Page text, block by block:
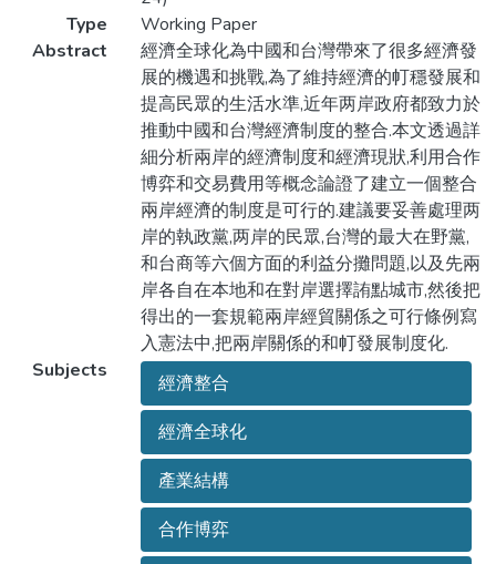
Type
Working Paper
Abstract
經濟全球化為中國和台灣帶來了很多經濟發
展的機遇和挑戰,為了維持經濟的帄穩發展和
提高民眾的生活水準,近年两岸政府都致力於
推動中國和台灣經濟制度的整合.本文透過詳
細分析兩岸的經濟制度和經濟現狀,利用合作
博弈和交易費用等概念論證了建立一個整合
兩岸經濟的制度是可行的.建議要妥善處理两
岸的執政黨,两岸的民眾,台灣的最大在野黨,
和台商等六個方面的利益分攤問題,以及先兩
岸各自在本地和在對岸選擇詴點城市,然後把
得出的一套規範兩岸經貿關係之可行條例寫
入憲法中,把兩岸關係的和帄發展制度化.
Subjects
經濟整合
經濟全球化
產業結構
合作博弈